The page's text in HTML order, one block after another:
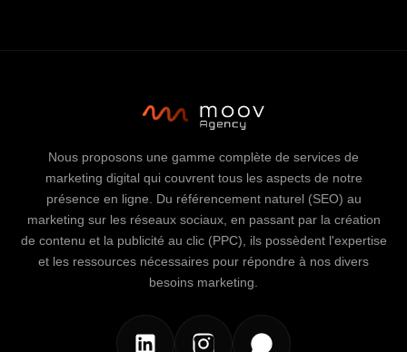
Nous proposons une gamme complète de services de
marketing digital qui couvrent tous les aspects de notre
présence en ligne. Du référencement naturel (SEO) au
marketing sur les réseaux sociaux, en passant par la création
de contenu et la publicité au clic (PPC), ils possèdent l'expertise
et les ressources nécessaires pour répondre à nos divers
besoins marketing.